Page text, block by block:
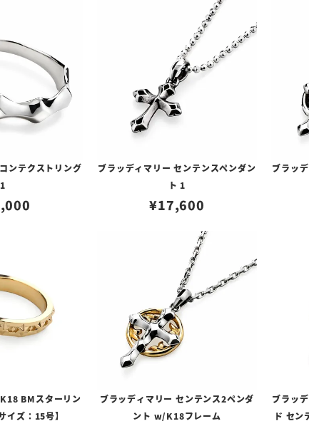
ンテクストリング
1
ブラッディマリー センテンスペンダン
ト 1
¥17,600
ブラッ
BMスターリン
イズ：15号】
ブラッディマリー センテンス2ペンダ
ント w/K18フレーム
ブラッ
ド セン